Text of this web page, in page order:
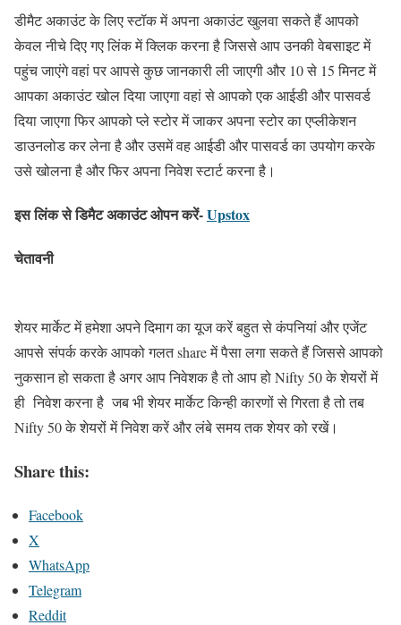
डीमैट अकाउंट के लिए स्टॉक में अपना अकाउंट खुलवा सकते हैं आपको
केवल नीचे दिए गए लिंक में क्लिक करना है जिससे आप उनकी वेबसाइट में
पहुंच जाएंगे वहां पर आपसे कुछ जानकारी ली जाएगी और 10 से 15 मिनट में
आपका अकाउंट खोल दिया जाएगा वहां से आपको एक आईडी और पासवर्ड
दिया जाएगा फिर आपको प्ले स्टोर में जाकर अपना स्टोर का एप्लीकेशन
डाउनलोड कर लेना है और उसमें वह आईडी और पासवर्ड का उपयोग करके
उसे खोलना है और फिर अपना निवेश स्टार्ट करना है।
इस लिंक से डिमैट अकाउंट ओपन करें-Upstox
चेतावनी
शेयर मार्केट में हमेशा अपने दिमाग का यूज करें बहुत से कंपनियां और एजेंट
आपसे संपर्क करके आपको गलत share में पैसा लगा सकते हैं जिससे आपको
नुकसान हो सकता है अगर आप निवेशक है तो आप होNifty 50के शेयरों में
ही निवेश करना है जब भी शेयर मार्केट किन्ही कारणों से गिरता है तो तब
Nifty 50 के शेयरों में निवेश करें और लंबे समय तक शेयर को रखें।
Share this:
Facebook
X
WhatsApp
Telegram
Reddit